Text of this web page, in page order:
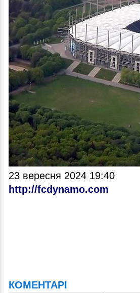
23 вересня 2024 19:40
http://fcdynamo.com
КОМЕНТАРІ